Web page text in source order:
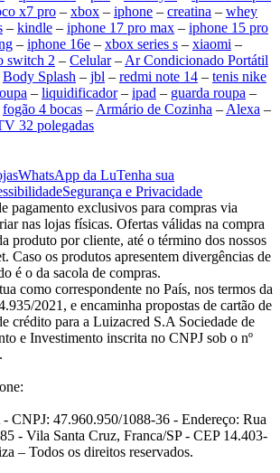
x7 pro – xbox – iphone – creatina – whey
– kindle – iphone 17 pro max – iphone 15 pro
– iphone 16e – xbox series s – xiaomi –
switch 2 – Celular– Ar Condicionado Portátil
Body Splash – jbl – redmi note 14 – tenis nike
– liquidificador– ipad – guarda roupa –
fogão 4 bocas – Armário de Cozinha – Alexa –
32 polegadas
WhatsApp da LuTenha sua
Segurança e Privacidade
pagamento exclusivos para compras via
nas lojas físicas. Ofertas válidas na compra
produto por cliente, até o término dos nossos
Caso os produtos apresentem divergências de
é o da sacola de compras.
como correspondente no País, nos termos da
2021, e encaminha propostas de cartão de
crédito para a Luizacred S.A Sociedade de
e Investimento inscrita no CNPJ sob o nº
CNPJ: 47.960.950/1088-36 - Endereço: Rua
- Vila Santa Cruz, Franca/SP - CEP 14.403-
– Todos os direitos reservados.